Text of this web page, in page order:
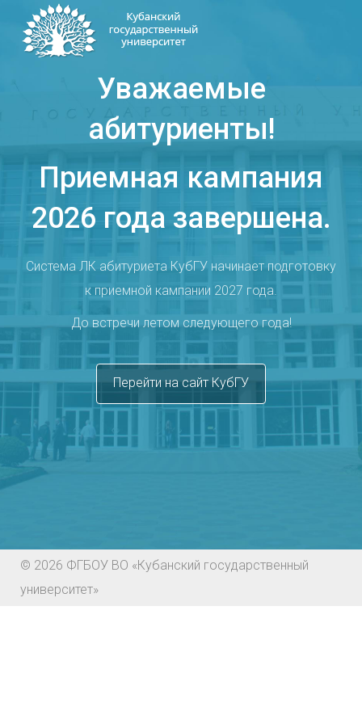
Уважаемые
абитуриенты!
Приемная кампания
2026 года завершена.
Система ЛК абитуриета КубГУ начинает подготовку
к приемной кампании 2027 года.
До встречи летом следующего года!
Перейти на сайт КубГУ
© 2026 ФГБОУ ВО «Кубанский государственный
университет»